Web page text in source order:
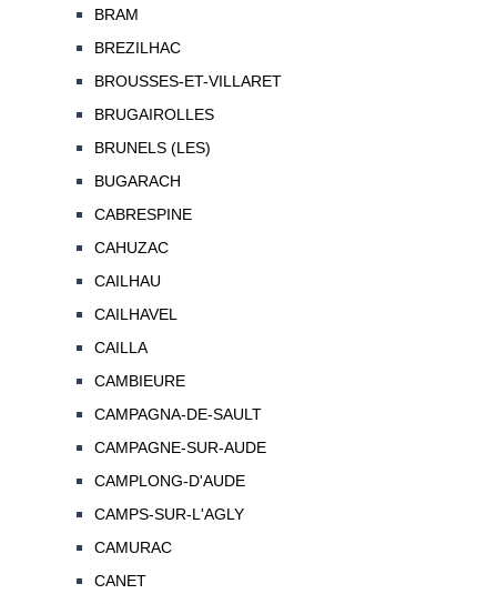
BRAM
BREZILHAC
BROUSSES-ET-VILLARET
BRUGAIROLLES
BRUNELS (LES)
BUGARACH
CABRESPINE
CAHUZAC
CAILHAU
CAILHAVEL
CAILLA
CAMBIEURE
CAMPAGNA-DE-SAULT
CAMPAGNE-SUR-AUDE
CAMPLONG-D'AUDE
CAMPS-SUR-L'AGLY
CAMURAC
CANET